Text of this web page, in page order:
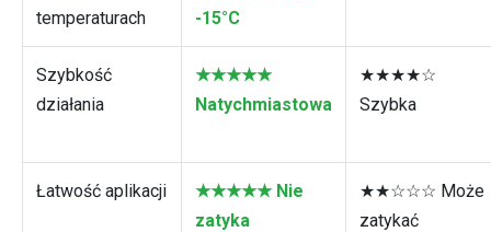
temperaturach
-15°C
Szybkość
działania
★★★★★
Natychmiastowa
★★★★☆
Szybka
Łatwość aplikacji
★★★★★ Nie
zatyka
★★☆☆☆ Może
zatykać